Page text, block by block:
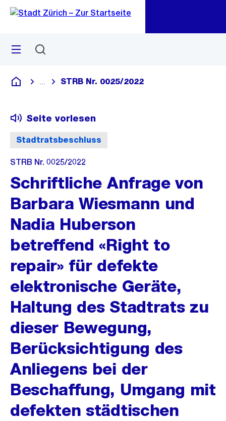
Navigation
Sprunglink
Menü
Deutsch
Blende alle Breadcrumbs ein
STRB Nr. 0025/2022
Stadtratsbeschluss
Seite vorlesen
STRB Nr. 0025/2022
Schriftliche Anfrage von
Barbara Wiesmann und
Nadia Huberson
betreffend «Right to
repair» für defekte
elektronische Geräte,
Haltung des Stadtrats zu
dieser Bewegung,
Berücksichtigung des
Anliegens bei der
Beschaffung, Umgang mit
defekten städtischen